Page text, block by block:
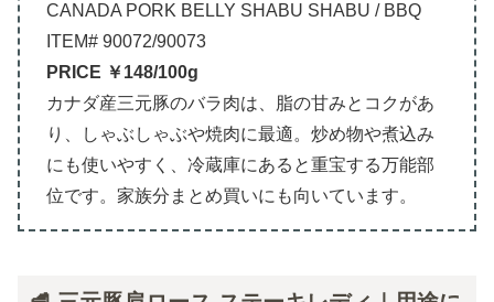
CANADA PORK BELLY SHABU SHABU / BBQ
ITEM# 90072/90073
PRICE ￥148/100g
カナダ産三元豚のバラ肉は、脂の甘みとコクがあ
り、しゃぶしゃぶや焼肉に最適。炒め物や煮込み
にも使いやすく、冷蔵庫にあると重宝する万能部
位です。家族分まとめ買いにも向いています。